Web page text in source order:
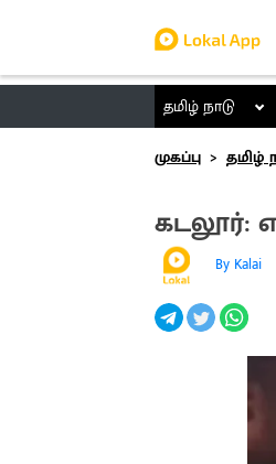
தமிழ் நாடு
முகப்பு
தமிழ்
கடலூர்:
By Kalai